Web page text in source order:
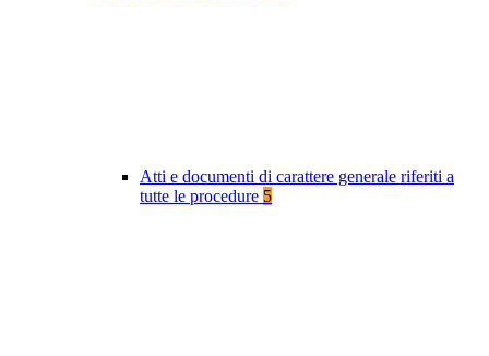
Atti e documenti di carattere generale riferiti a
tutte le procedure 5